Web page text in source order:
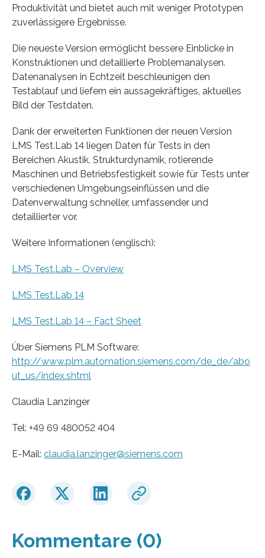
Produktivität und bietet auch mit weniger Prototypen
zuverlässigere Ergebnisse.
Die neueste Version ermöglicht bessere Einblicke in
Konstruktionen und detaillierte Problemanalysen.
Datenanalysen in Echtzeit beschleunigen den
Testablauf und liefern ein aussagekräftiges, aktuelles
Bild der Testdaten.
Dank der erweiterten Funktionen der neuen Version
LMS Test.Lab 14 liegen Daten für Tests in den
Bereichen Akustik, Strukturdynamik, rotierende
Maschinen und Betriebsfestigkeit sowie für Tests unter
verschiedenen Umgebungseinflüssen und die
Datenverwaltung schneller, umfassender und
detaillierter vor.
Weitere Informationen (englisch):
LMS Test.Lab – Overview
LMS Test.Lab 14
LMS Test.Lab 14 – Fact Sheet
Über Siemens PLM Software:
http://www.plm.automation.siemens.com/de_de/abo
ut_us/index.shtml
Claudia Lanzinger
Tel: +49 69 480052 404
E-Mail: claudia.lanzinger@siemens.com
Kommentare (0)